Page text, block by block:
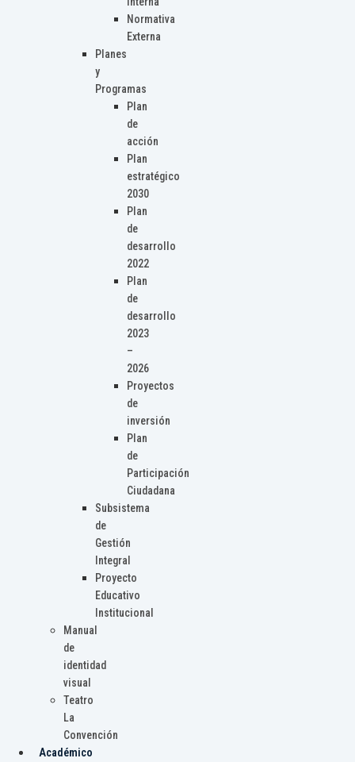
Normativa
Externa
Planes
y
Programas
Plan
de
acción
Plan
estratégico
2030
Plan
de
desarrollo
2022
Plan
de
desarrollo
2023
–
2026
Proyectos
de
inversión
Plan
de
Participación
Ciudadana
Subsistema
de
Gestión
Integral
Proyecto
Educativo
Institucional
Manual
de
identidad
visual
Teatro
La
Convención
Académico